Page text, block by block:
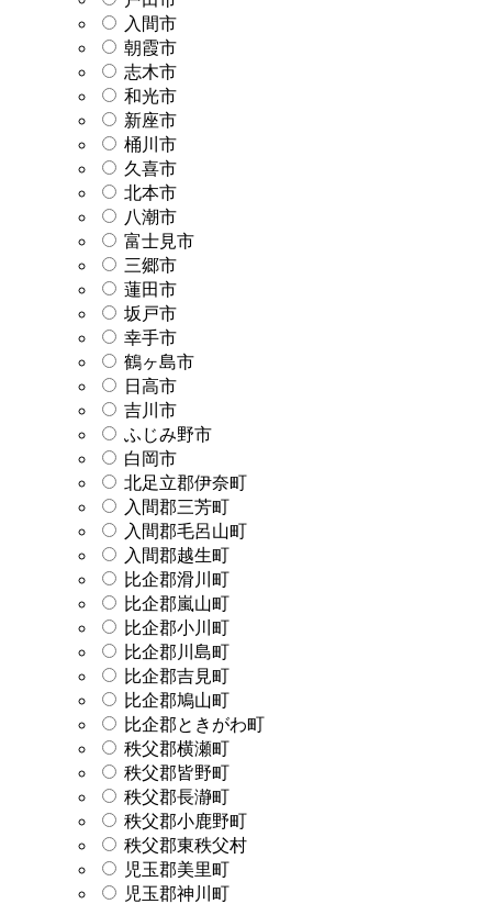
入間市
朝霞市
志木市
和光市
新座市
桶川市
久喜市
北本市
八潮市
富士見市
三郷市
蓮田市
坂戸市
幸手市
鶴ヶ島市
日高市
吉川市
ふじみ野市
白岡市
北足立郡伊奈町
入間郡三芳町
入間郡毛呂山町
入間郡越生町
比企郡滑川町
比企郡嵐山町
比企郡小川町
比企郡川島町
比企郡吉見町
比企郡鳩山町
比企郡ときがわ町
秩父郡横瀬町
秩父郡皆野町
秩父郡長瀞町
秩父郡小鹿野町
秩父郡東秩父村
児玉郡美里町
児玉郡神川町